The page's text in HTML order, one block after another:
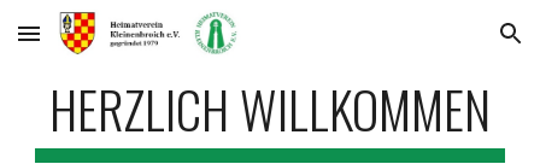
Skip to main content Skip to navigation
HERZLICH WILLKOMMEN